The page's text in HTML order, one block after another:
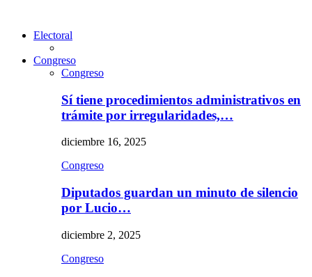
Electoral
Congreso
Congreso
Sí tiene procedimientos administrativos en
trámite por irregularidades,…
diciembre 16, 2025
Congreso
Diputados guardan un minuto de silencio
por Lucio…
diciembre 2, 2025
Congreso